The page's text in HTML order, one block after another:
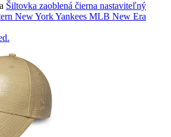
Šiltovka zaoblená čierna nastaviteľný
New York Yankees MLB New Era